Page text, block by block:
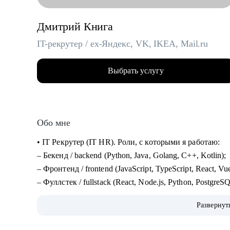
Дмитрий Книга
IT-рекрутер / ex-Яндекс, VK, IKEA, Mail.ru
Выбрать услугу
Обо мне
• IT Рекрутер (IT HR). Роли, с которыми я работаю:
– Бекенд / backend (Python, Java, Golang, C++, Kotlin);
– Фронтенд / frontend (JavaScript, TypeScript, React,
– Фуллстек / fullstack (React, Node.js, Python,
– QA / Тестирование (Manual и Automation: Java,